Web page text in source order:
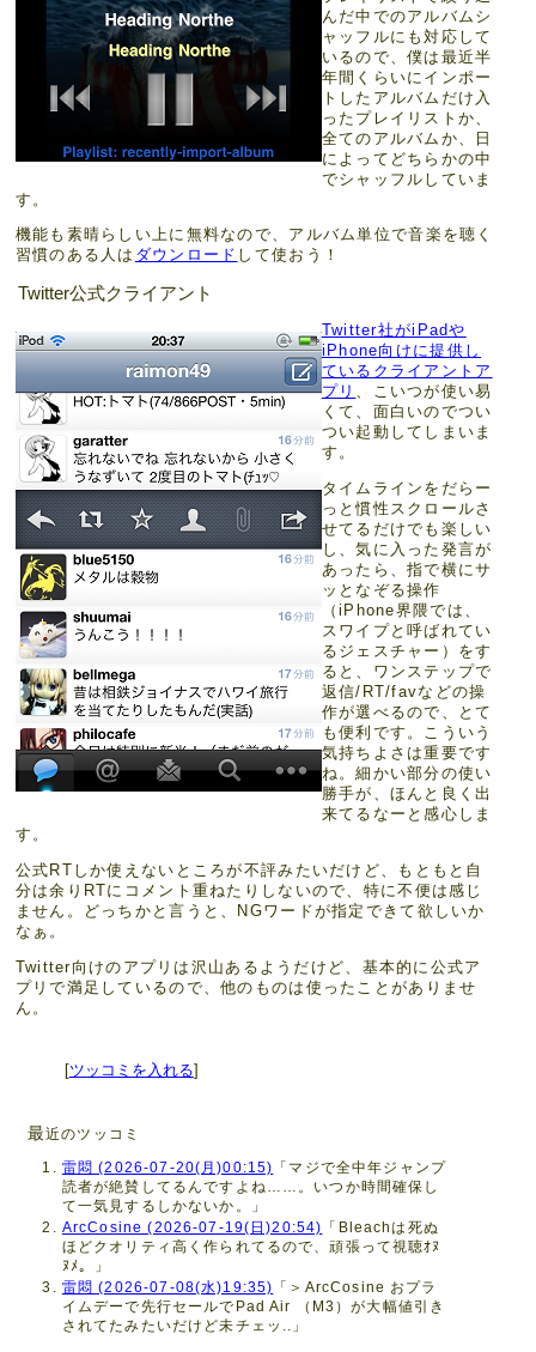
んだ中でのアルバムシ
ャッフルにも対応して
いるので、僕は最近半
年間くらいにインポー
トしたアルバムだけ入
ったプレイリストか、
全てのアルバムか、日
によってどちらかの中
でシャッフルしていま
す。
機能も素晴らしい上に無料なので、アルバム単位で音楽を聴く
習慣のある人は ダウンロード して使おう！
Twitter公式クライアント
Twitter社がiPadや
iPhone向けに提供し
ているクライアントア
プリ 、こいつが使い易
くて、面白いのでつい
つい起動してしまいま
す。
タイムラインをだらー
っと慣性スクロールさ
せてるだけでも楽しい
し、気に入った発言が
あったら、指で横にサ
ッとなぞる操作
（iPhone界隈では、
スワイプと呼ばれてい
るジェスチャー）をす
ると、ワンステップで
返信/RT/favなどの操
作が選べるので、とて
も便利です。こういう
気持ちよさは重要です
ね。細かい部分の使い
勝手が、ほんと良く出
来てるなーと感心しま
す。
公式RTしか使えないところが不評みたいだけど、もともと自
分は余りRTにコメント重ねたりしないので、特に不便は感じ
ません。どっちかと言うと、NGワードが指定できて欲しいか
なぁ。
Twitter向けのアプリは沢山あるようだけど、基本的に公式ア
プリで満足しているので、他のものは使ったことがありませ
ん。
[ツッコミを入れる]
最近のツッコミ
雷悶 (2026-07-20(月)00:15)
「マジで全中年ジャンプ
読者が絶賛してるんですよね……。いつか時間確保し
て一気見するしかないか。」
ArcCosine (2026-07-19(日)20:54)
「Bleachは死ぬ
ほどクオリティ高く作られてるので、頑張って視聴ｵﾇ
ﾇﾒ。」
雷悶 (2026-07-08(水)19:35)
「＞ArcCosine おプラ
イムデーで先行セールでPad Air （M3）が大幅値引き
されてたみたいだけど未チェッ..」